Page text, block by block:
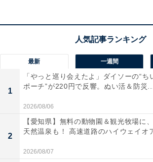
最新 一週間
1
「やっと巡り会えたよ」ダイソーの“ち
ポーチ”が220円で反響。ぬい活＆防災
2026/08/06
2
【愛知県】無料の動物園＆観光牧場に
天然温泉も！ 高速道路のハイウェイオ
2026/08/07